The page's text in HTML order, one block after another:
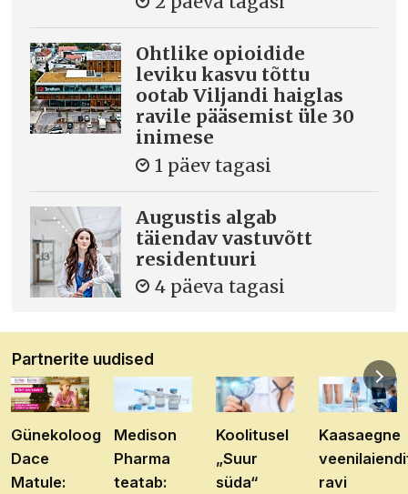
Ohtlike opioidide
leviku kasvu tõttu
ootab Viljandi haiglas
ravile pääsemist üle 30
inimese
1 päev tagasi
Augustis algab
täiendav vastuvõtt
residentuuri
4 päeva tagasi
Partnerite uudised
Günekoloog
Dace
Matule:
Medison
Pharma
teatab:
Koolitusel
„Suur
süda“
Kaasaegne
ravi